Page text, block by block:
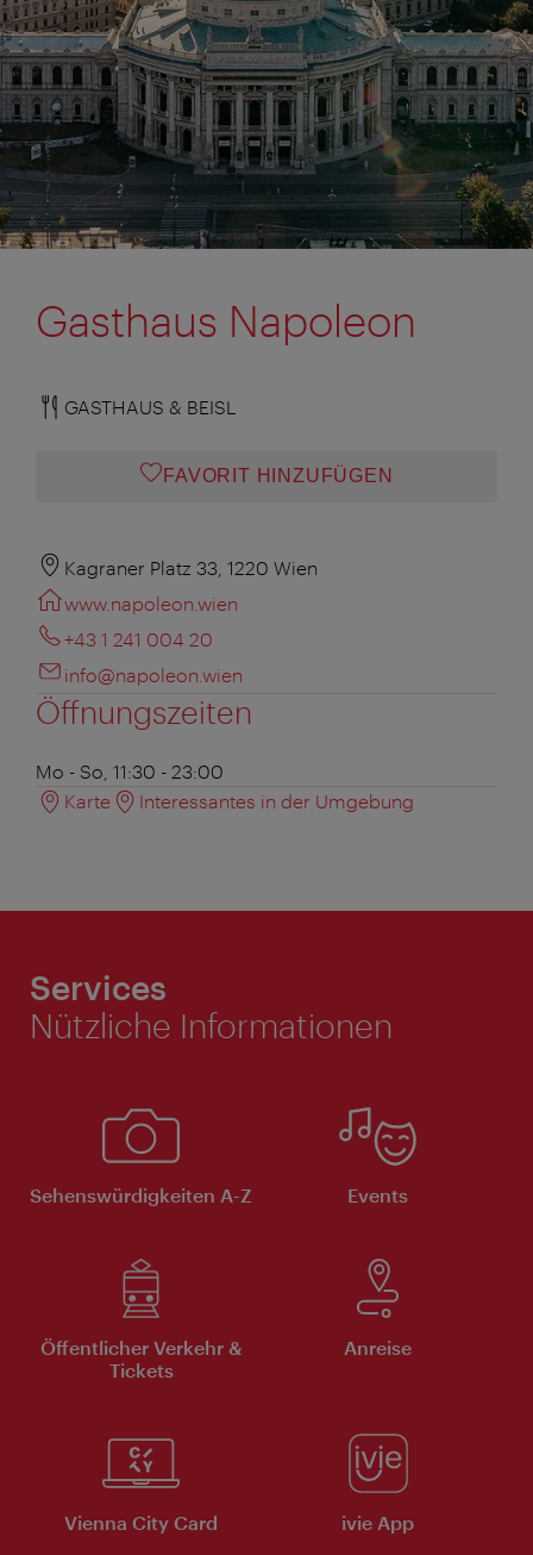
Gasthaus Napoleon
GASTHAUS & BEISL
FAVORIT HINZUFÜGEN
Kagraner Platz 33, 1220 Wien
www.napoleon.wien
+43 1 241 004 20
info@napoleon.wien
Öffnungszeiten
Mo - So, 11:30 - 23:00
Karte
Interessantes in der Umgebung
Services
Nützliche Informationen
Sehenswürdigkeiten A-Z Events
Öffentlicher Verkehr &
Tickets
Anreise
Vienna City Card ivie App